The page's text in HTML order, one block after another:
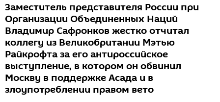
Заместитель представителя России при
Организации Объединенных Наций
Владимир Сафронков жестко отчитал
коллегу из Великобритании Мэтью
Райкрофта за его антироссийское
выступление, в котором он обвинил
Москву в поддержке Асада и в
злоупотреблении правом вето